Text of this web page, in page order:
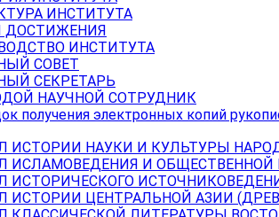
ИНСТИТУТА
ДОСТИЖЕНИЯ
ИНСТИТУТА
СОВЕТ
СЕКРЕТАРЬ
НАУЧНОЙ СОТРУДНИК
получения электронных копий
ИСТОРИИ НАУКИ И КУЛЬТУРЫ
ИСЛАМОВЕДЕНИЯ И
ИСТОРИЧЕСКОГО
ИСТОРИИ ЦЕНТРАЛЬНОЙ АЗИИ